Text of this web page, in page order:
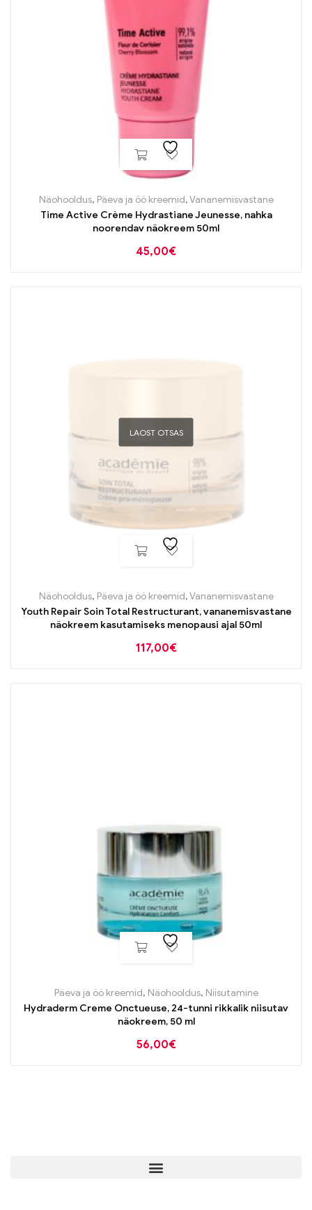
Näohooldus, Päeva ja öö kreemid,Vananemisvastane
Time Active Crème Hydrastiane Jeunesse, nahka
noorendav näokreem 50ml
45,00€
LAOST OTSAS
Näohooldus, Päeva ja öö kreemid,Vananemisvastane
Youth Repair Soin Total Restructurant, vananemisvastane
näokreem kasutamiseks menopausi ajal 50ml
117,00€
Päeva ja öö kreemid, Näohooldus, Niisutamine
Hydraderm Creme Onctueuse, 24-tunni rikkalik niisutav
näokreem, 50 ml
56,00€